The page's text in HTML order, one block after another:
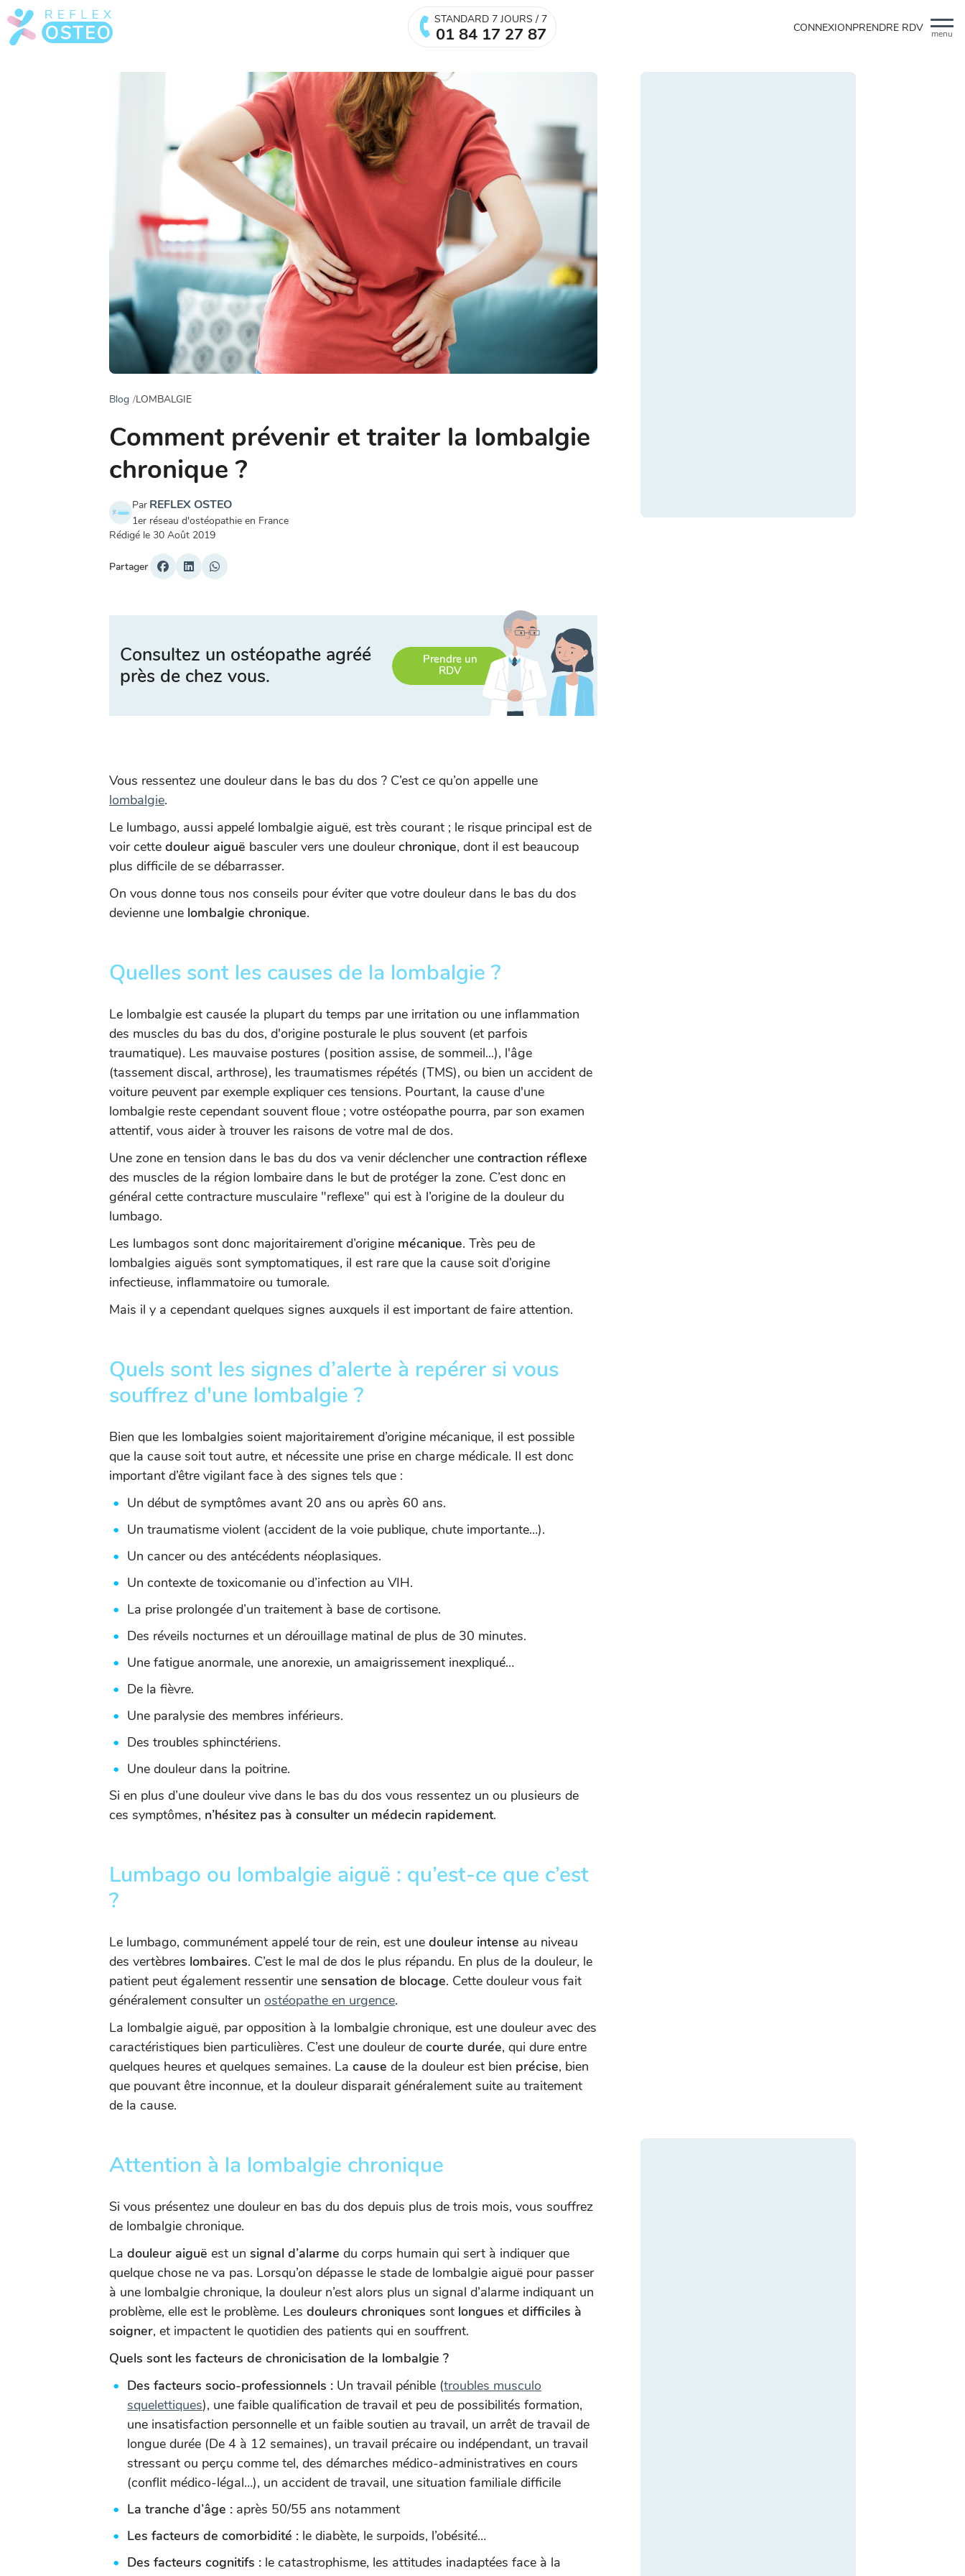
menu
STANDARD 7 JOURS / 7
01 84 17 27 87 CONNEXIONPRENDRE RDV
Blog LOMBALGIE
Comment prévenir et traiter la lombalgie
chronique ?
Par REFLEX OSTEO
1er réseau d'ostéopathie en France
Rédigé le 30 Août 2019
Partager
Consultez un ostéopathe agréé
près de chez vous.
Prendre un
RDV
Vous ressentez une douleur dans le bas du dos ? C’est ce qu’on appelle une
lombalgie.
Le lumbago, aussi appelé lombalgie aiguë, est très courant ; le risque principal est de
voir cette douleur aiguë basculer vers une douleurchronique, dont il est beaucoup
plus difficile de se débarrasser.
On vous donne tous nos conseils pour éviter que votre douleur dans le bas du dos
devienne une lombalgie chronique.
Quelles sont les causes de la lombalgie ?
Le lombalgie est causée la plupart du temps par une irritation ou une inflammation
des muscles du bas du dos, d'origine posturale le plus souvent (et parfois
traumatique). Les mauvaise postures (position assise, de sommeil...), l'âge
(tassement discal, arthrose), les traumatismes répétés (TMS), ou bien un accident de
voiture peuvent par exemple expliquer ces tensions. Pourtant, la cause d'une
lombalgie reste cependant souvent floue ; votre ostéopathe pourra, par son examen
attentif, vous aider à trouver les raisons de votre mal de dos.
Une zone en tension dans le bas du dos va venir déclencher une contraction réflexe
des muscles de la région lombaire dans le but de protéger la zone. C’est donc en
général cette contracture musculaire "reflexe" qui est à l’origine de la douleur du
lumbago.
Les lumbagos sont donc majoritairement d’origine mécanique. Très peu de
lombalgies aiguës sont symptomatiques, il est rare que la cause soit d’origine
infectieuse, inflammatoire ou tumorale.
Mais il y a cependant quelques signes auxquels il est important de faire attention.
Quels sont les signes d’alerte à repérer si vous
souffrez d'une lombalgie ?
Bien que les lombalgies soient majoritairement d’origine mécanique, il est possible
que la cause soit tout autre, et nécessite une prise en charge médicale. Il est donc
important d’être vigilant face à des signes tels que :
Un début de symptômes avant 20 ans ou après 60 ans.
Un traumatisme violent (accident de la voie publique, chute importante…).
Un cancer ou des antécédents néoplasiques.
Un contexte de toxicomanie ou d’infection au VIH.
La prise prolongée d’un traitement à base de cortisone.
Des réveils nocturnes et un dérouillage matinal de plus de 30 minutes.
Une fatigue anormale, une anorexie, un amaigrissement inexpliqué…
De la fièvre.
Une paralysie des membres inférieurs.
Des troubles sphinctériens.
Une douleur dans la poitrine.
Si en plus d’une douleur vive dans le bas du dos vous ressentez un ou plusieurs de
ces symptômes, n’hésitez pas à consulter un médecin rapidement.
Lumbago ou lombalgie aiguë : qu’est-ce que c’est
?
Le lumbago, communément appelé tour de rein, est une douleur intense au niveau
des vertèbres lombaires. C’est le mal de dos le plus répandu. En plus de la douleur, le
patient peut également ressentir une sensation de blocage. Cette douleur vous fait
généralement consulter un ostéopathe en urgence.
La lombalgie aiguë, par opposition à la lombalgie chronique, est une douleur avec des
caractéristiques bien particulières. C’est une douleur de courte durée, qui dure entre
quelques heures et quelques semaines. La cause de la douleur est bien précise, bien
que pouvant être inconnue, et la douleur disparait généralement suite au traitement
de la cause.
Attention à la lombalgie chronique
Si vous présentez une douleur en bas du dos depuis plus de trois mois, vous souffrez
de lombalgie chronique.
La douleur aiguë est un signal d’alarme du corps humain qui sert à indiquer que
quelque chose ne va pas. Lorsqu’on dépasse le stade de lombalgie aiguë pour passer
à une lombalgie chronique, la douleur n’est alors plus un signal d’alarme indiquant un
problème, elle est le problème. Les douleurs chroniques sont longues et difficiles à
soigner, et impactent le quotidien des patients qui en souffrent.
Quels sont les facteurs de chronicisation de la lombalgie ?
Des facteurs socio-professionnels : Un travail pénible (troubles musculo
squelettiques), une faible qualification de travail et peu de possibilités formation,
une insatisfaction personnelle et un faible soutien au travail, un arrêt de travail de
longue durée (De 4 à 12 semaines), un travail précaire ou indépendant, un travail
stressant ou perçu comme tel, des démarches médico-administratives en cours
(conflit médico-légal…), un accident de travail, une situation familiale difficile
La tranche d’âge : après 50/55 ans notamment
Les facteurs de comorbidité : le diabète, le surpoids, l’obésité…
Des facteurs cognitifs : le catastrophisme, les attitudes inadaptées face à la